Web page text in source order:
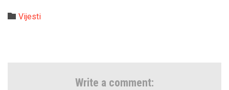
 Category
Vijesti
Write a comment: